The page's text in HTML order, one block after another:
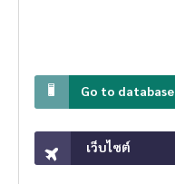
Go to database
เว็บไซต์